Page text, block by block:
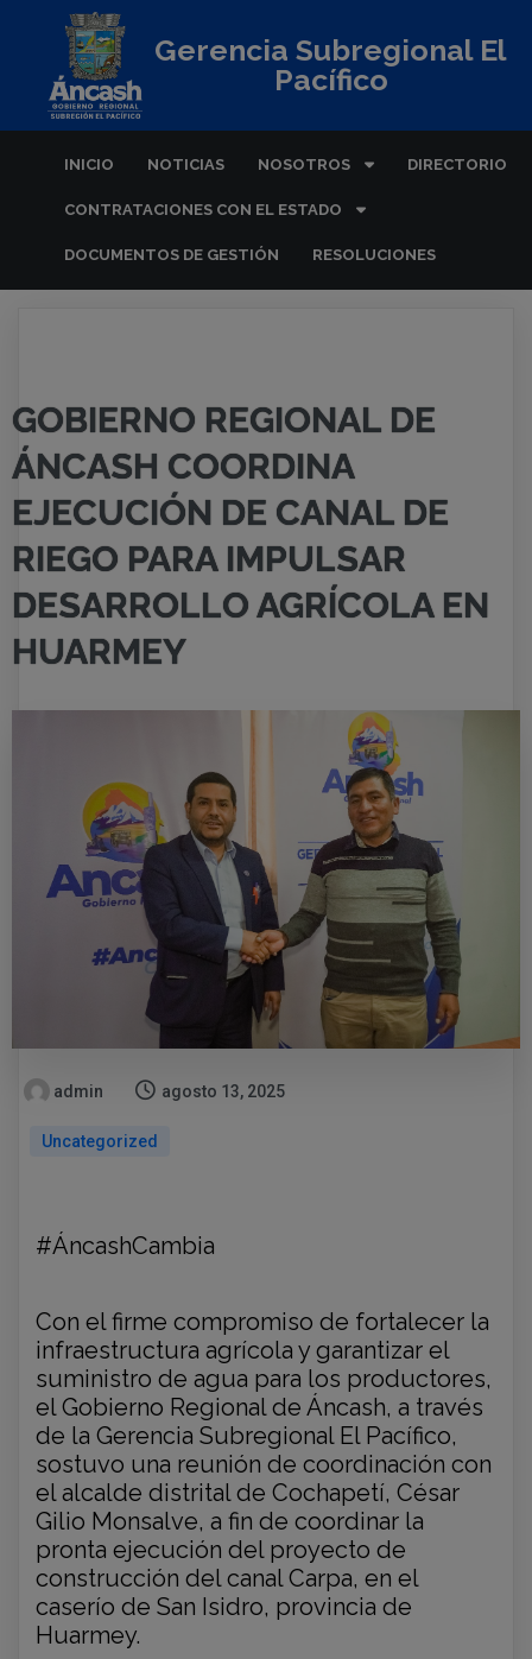
Gerencia Subregional El
Pacífico
INICIO NOTICIAS NOSOTROS DIRECTORIO
CONTRATACIONES CON EL ESTADO
DOCUMENTOS DE GESTIÓN RESOLUCIONES
GOBIERNO REGIONAL DE
ÁNCASH COORDINA
EJECUCIÓN DE CANAL DE
RIEGO PARA IMPULSAR
DESARROLLO AGRÍCOLA EN
HUARMEY
admin agosto 13, 2025
Uncategorized
#ÁncashCambia
Con el firme compromiso de fortalecer la
infraestructura agrícola y garantizar el
suministro de agua para los productores,
el Gobierno Regional de Áncash, a través
de la Gerencia Subregional El Pacífico,
sostuvo una reunión de coordinación con
el alcalde distrital de Cochapetí, César
Gilio Monsalve, a fin de coordinar la
pronta ejecución del proyecto de
construcción del canal Carpa, en el
caserío de San Isidro, provincia de
Huarmey.